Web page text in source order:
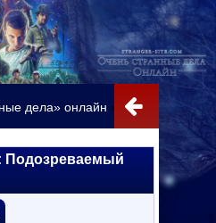
дела» онлайн » Истории из 85-
Подозреваемый